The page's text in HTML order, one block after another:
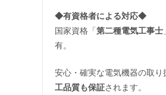
◆有資格者による対応◆
国家資格「第二種電気工事士
有。
安心・確実な電気機器の取り
工品質も保証されます。